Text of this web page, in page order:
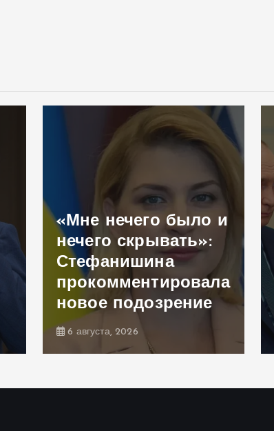
«Мне нечего было и
нечего скрывать»:
Стефанишина
прокомментировала
новое подозрение
6 августа, 2026